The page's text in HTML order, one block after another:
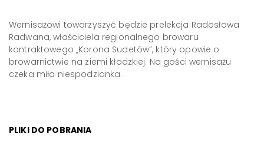
Wernisażowi towarzyszyć będzie prelekcja Radosława
Radwana, właściciela regionalnego browaru
kontraktowego „Korona Sudetów”, który opowie o
browarnictwie na ziemi kłodzkiej. Na gości wernisażu
czeka miła niespodzianka.
PLIKI DO POBRANIA